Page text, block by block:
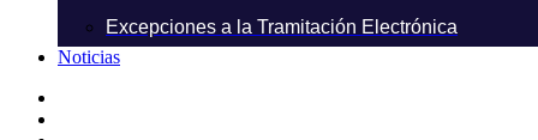
Excepciones a la Tramitación Electrónica
Noticias